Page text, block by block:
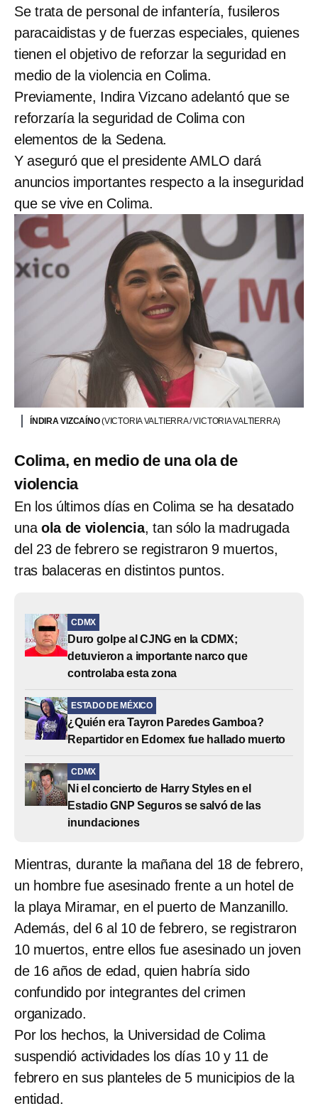
Se trata de personal de infantería, fusileros
paracaidistas y de fuerzas especiales, quienes
tienen el objetivo de reforzar la seguridad en
medio de la violencia en Colima.
Previamente, Indira Vizcano adelantó que se
reforzaría la seguridad de Colima con
elementos de la Sedena.
Y aseguró que el presidente AMLO dará
anuncios importantes respecto a la inseguridad
que se vive en Colima.
ÍNDIRA VIZCAÍNO(VICTORIA VALTIERRA / VICTORIA VALTIERRA)
Colima, en medio de una ola de
violencia
En los últimos días en Colima se ha desatado
unaola de violencia, tan sólo la madrugada
del 23 de febrero se registraron 9 muertos,
tras balaceras en distintos puntos.
CDMX
Duro golpe al CJNG en la CDMX;
detuvieron a importante narco que
controlaba esta zona
ESTADO DE MÉXICO
¿Quién era Tayron Paredes Gamboa?
Repartidor en Edomex fue hallado muerto
CDMX
Ni el concierto de Harry Styles en el
Estadio GNP Seguros se salvó de las
inundaciones
Mientras, durante la mañana del 18 de febrero,
un hombre fue asesinado frente a un hotel de
la playa Miramar, en el puerto de Manzanillo.
Además, del 6 al 10 de febrero, se registraron
10 muertos, entre ellos fue asesinado un joven
de 16 años de edad, quien habría sido
confundido por integrantes del crimen
organizado.
Por los hechos, la Universidad de Colima
suspendió actividades los días 10 y 11 de
febrero en sus planteles de 5 municipios de la
entidad.